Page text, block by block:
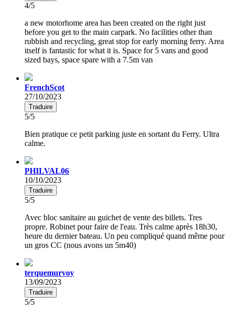
4/5
a new motorhome area has been created on the right just
before you get to the main carpark. No facilities other than
rubbish and recycling, great stop for early morning ferry. Area
itself is fantastic for what it is. Space for 5 vans and good
sized bays, space spare with a 7.5m van
FrenchScot
27/10/2023
Traduire
5/5
Bien pratique ce petit parking juste en sortant du Ferry. Ultra
calme.
PHILVAL06
10/10/2023
Traduire
5/5
Avec bloc sanitaire au guichet de vente des billets. Tres
propre. Robinet pour faire de l'eau. Très calme après 18h30,
heure du dernier bateau. Un peu compliqué quand même pour
un gros CC (nous avons un 5m40)
terquemurvoy
13/09/2023
Traduire
5/5